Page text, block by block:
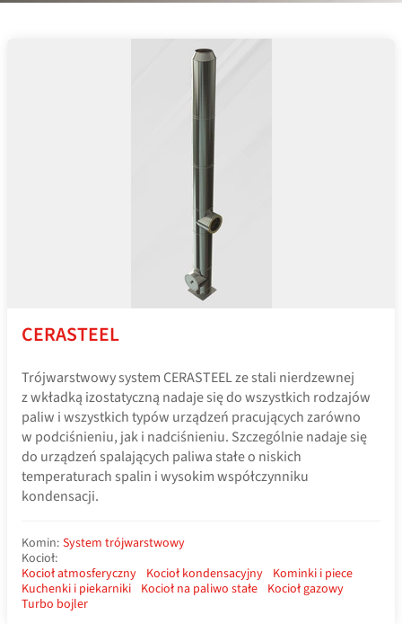
CERASTEEL
Trójwarstwowy system CERASTEEL ze stali nierdzewnej
z wkładką izostatyczną nadaje się do wszystkich rodzajów
paliw i wszystkich typów urządzeń pracujących zarówno
w podciśnieniu, jak i nadciśnieniu. Szczególnie nadaje się
do urządzeń spalających paliwa stałe o niskich
temperaturach spalin i wysokim współczynniku
kondensacji.
Komin: System trójwarstwowy
Kocioł:
Kocioł atmosferyczny Kocioł kondensacyjny Kominki i piece
Kuchenki i piekarniki Kocioł na paliwo stałe Kocioł gazowy
Turbo bojler